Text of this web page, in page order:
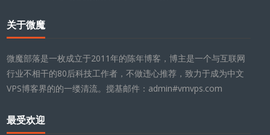
关于微魔
微魔部落是一枚成立于2011年的陈年博客，博主是一个与互联网
行业不相干的80后科技工作者，不做违心推荐，致力于成为中文
VPS博客界的的一缕清流。搅基邮件：admin#vmvps.com
最受欢迎